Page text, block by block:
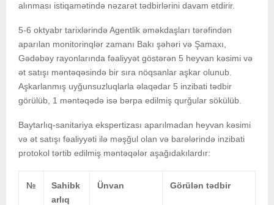
alınması istiqamətində nəzarət tədbirlərini davam etdirir.
5-6 oktyabr tarixlərində Agentlik əməkdaşları tərəfindən
aparılan monitorinqlər zamanı Bakı şəhəri və Şamaxı,
Gədəbəy rayonlarında fəaliyyət göstərən 5 heyvan kəsimi və
ət satışı məntəqəsində bir sıra nöqsanlar aşkar olunub.
Aşkarlanmış uyğunsuzluqlarla əlaqədar 5 inzibati tədbir
görülüb, 1 məntəqədə isə bərpa edilmiş qurğular sökülüb.
Baytarlıq-sanitariya ekspertizası aparılmadan heyvan kəsimi
və ət satışı fəaliyyəti ilə məşğul olan və barələrində inzibati
protokol tərtib edilmiş məntəqələr aşağıdakılardır:
№
Sahibk
arlıq
Ünvan Görülən tədbir